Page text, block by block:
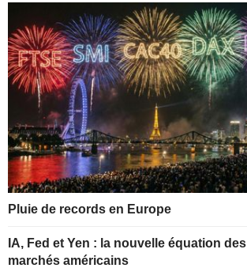
Pluie de records en Europe
IA, Fed et Yen : la nouvelle équation des
marchés américains